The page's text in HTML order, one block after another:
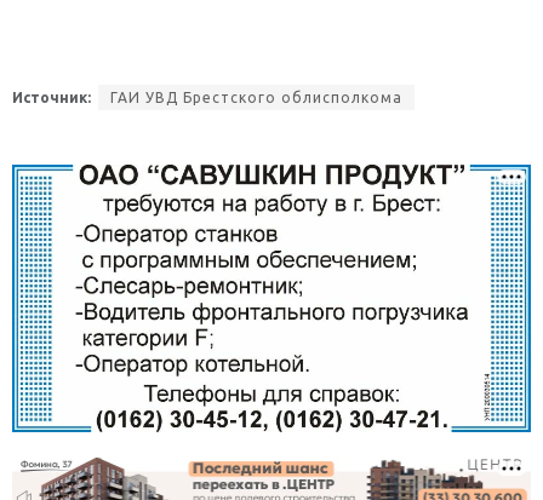
Источник: ГАИ УВД Брестского облисполкома